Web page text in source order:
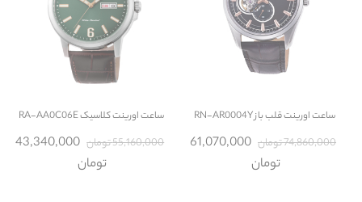
ساعتاورینت قلب باز RN-AR0004Y
74,860,000 تومان
61,070,000
تومان
ساعتاورینت کلاسیک RA-AA0C06E
55,160,000 تومان
43,340,000
تومان